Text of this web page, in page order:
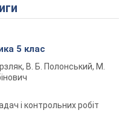
5 клас
В. Б. Полонський, М.
і контрольних робіт